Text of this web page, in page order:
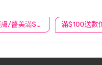
護膚/醫美滿$600送好禮